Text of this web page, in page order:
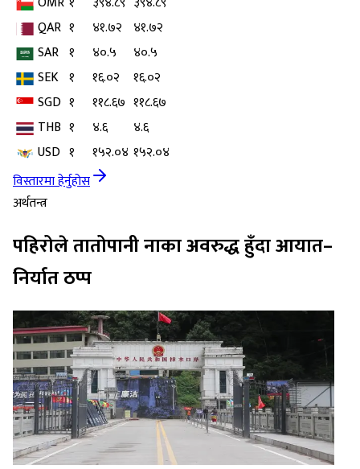
QAR १ ४१.७२ ४१.७२
SAR १ ४०.५
४०.५
SEK १ १६.०२
१६.०२
SGD १ ११८.६७ ११८.६७
THB १ ४.६
४.६
USD १ १५२.०४ १५२.०४
विस्तारमा हेर्नुहोस
अर्थतन्त्र
पहिरोले तातोपानी नाका अवरुद्ध हुँदा आयात–
निर्यात ठप्प